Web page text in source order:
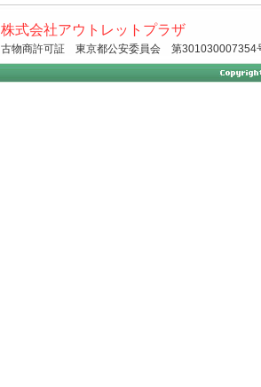
株式会社アウトレットプラザ
古物商許可証 東京都公安委員会 第301030007354